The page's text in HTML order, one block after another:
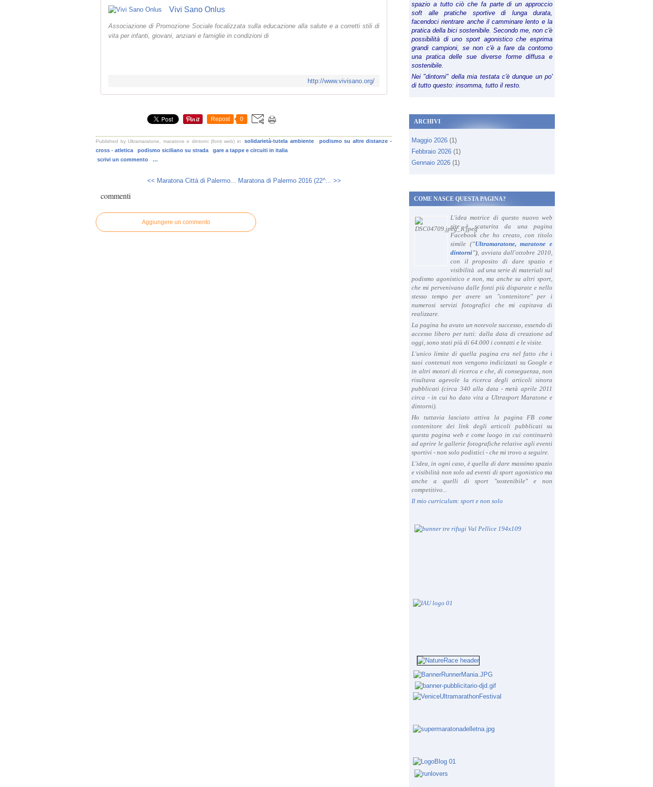
Vivi Sano Onlus
Associazione di Promozione Sociale focalizzata sulla educazione alla salute e a corretti stili di
vita per infanti, giovani, anziani e famiglie in condizioni di
http://www.vivisano.org/
Repost 0
Published by Ultramaratone, maratone e dintorni (fonti web) in solidarietà-tutela ambiente
podismo su altre distanze -
cross - atletica
podismo siciliano su strada
gare a tappe e circuiti in italia
scrivi un commento
…
<< Maratona Città di Palermo... Maratona di Palermo 2016 (22^... >>
commenti
Aggiungere un commento
spazio a tutto ciò che fa parte di un approccio
soft alle pratiche sportive di lunga durata,
facendoci rientrare anche il camminare lento e la
pratica della bici sostenibile. Secondo me, non c'è
possibilità di uno sport agonistico che esprima
grandi campioni, se non c'è a fare da contorno
una pratica delle sue diverse forme diffusa e
sostenibile.
Nei "dintorni" della mia testata c'è dunque un po'
di tutto questo: insomma, tutto il resto.
ARCHIVI
Maggio 2026 (1)
Febbraio 2026 (1)
Gennaio 2026 (1)
COME NASCE QUESTA PAGINA?
L'idea motrice di questo nuovo web
site è scaturita da una pagina
Facebook che ho creato, con titolo
simile ("Ultramaratone, maratone e
dintorni"), avviata dall'ottobre 2010,
con il proposito di dare spazio e
visibilità ad una serie di materiali sul
podismo agonistico e non, ma anche su altri sport,
che mi pervenivano dalle fonti più disparate e nello
stesso tempo per avere un "contenitore" per i
numerosi servizi fotografici che mi capitava di
realizzare.
La pagina ha avuto un notevole successo, essendo di
accesso libero per tutti: dalla data di creazione ad
oggi, sono stati più di 64.000 i contatti e le visite.
L'unico limite di quella pagina era nel fatto che i
suoi contenuti non vengono indicizzati su Google e
in altri motori di ricerca e che, di conseguenza, non
risultava agevole la ricerca degli articoli sinora
pubblicati (circa 340 alla data - metà aprile 2011
circa - in cui ho dato vita a Ultrasport Maratone e
dintorni).
Ho tuttavia lasciato attiva la pagina FB come
contenitore dei link degli articoli pubblicati su
questa pagina web e come luogo in cui continuerò
ad aprire le gallerie fotografiche relative agli eventi
sportivi - non solo podistici - che mi trovo a seguire.
L'idea, in ogni caso, è quella di dare massimo spazio
e visibilità non solo ad eventi di sport agonistico ma
anche a quelli di sport "sostenibile" e non
competitivo...
Il mio curriculum: sport e non solo